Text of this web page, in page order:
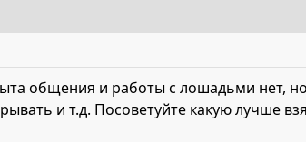
общения и работы с лошадьми нет,
и т.д. Посоветуйте какую лучше